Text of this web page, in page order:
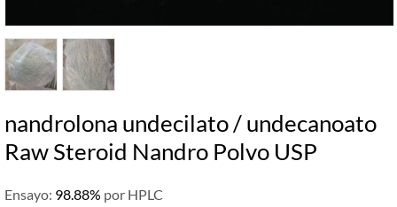
nandrolona undecilato / undecanoato
Raw Steroid Nandro Polvo USP
Ensayo: 98.88% por HPLC